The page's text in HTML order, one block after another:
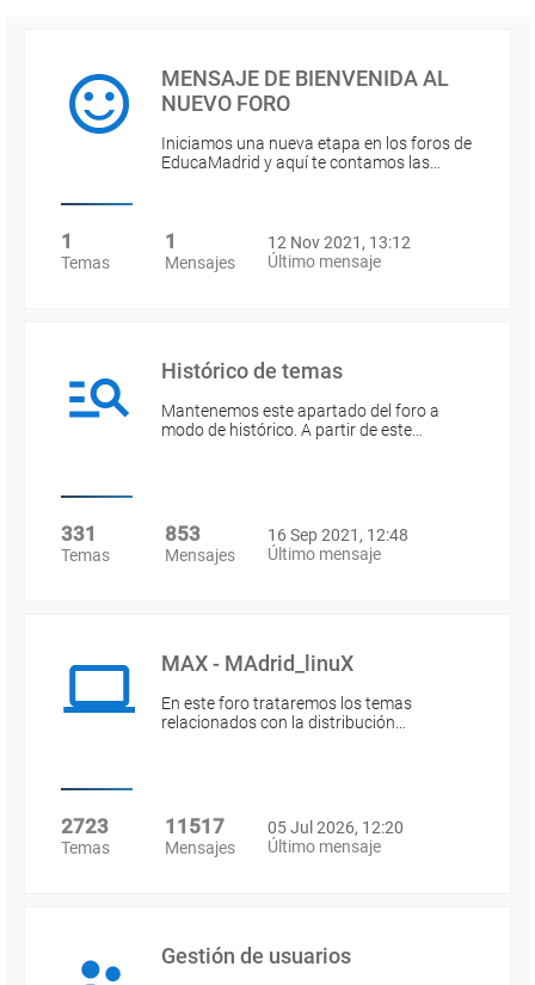
MENSAJE DE BIENVENIDA AL
NUEVO FORO
Iniciamos una nueva etapa en los foros de
EducaMadrid y aquí te contamos las…
1
Temas
1
Mensajes
12 Nov 2021, 13:12
Último mensaje
Histórico de temas
Mantenemos este apartado del foro a
modo de histórico. A partir de este…
331
Temas
853
Mensajes
16 Sep 2021, 12:48
Último mensaje
MAX - MAdrid_linuX
En este foro trataremos los temas
relacionados con la distribución…
2723
Temas
11517
Mensajes
05 Jul 2026, 12:20
Último mensaje
Gestión de usuarios